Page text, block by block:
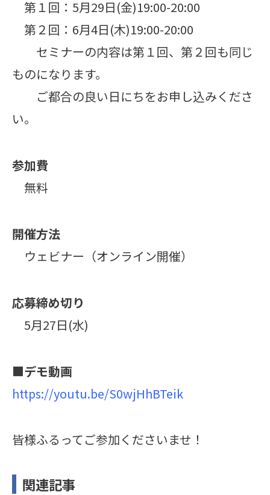
第１回：5月29日(金)19:00-20:00
第２回：6月4日(木)19:00-20:00
セミナーの内容は第１回、第２回も同じ
ものになります。
ご都合の良い日にちをお申し込みくださ
い。
参加費
無料
開催方法
ウェビナー（オンライン開催）
応募締め切り
5月27日(水)
■デモ動画
https://youtu.be/S0wjHhBTeik
皆様ふるってご参加くださいませ！
関連記事